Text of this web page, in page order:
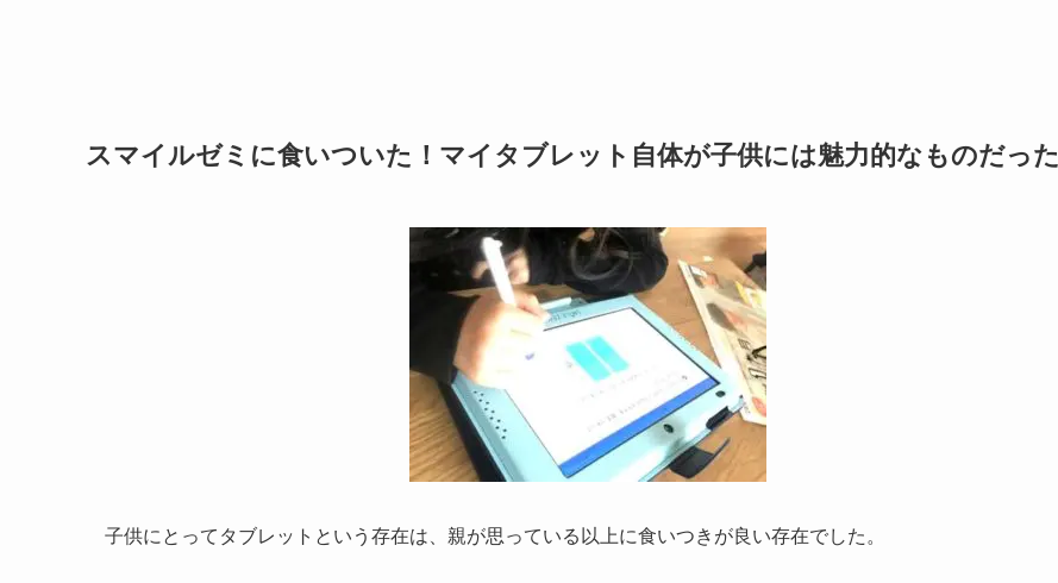
スマイルゼミに食いついた！マイタブレット自体が子供には魅力的なものだった
子供にとってタブレットという存在は、親が思っている以上に食いつきが良い存在でした。